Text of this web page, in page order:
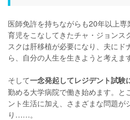
医師免許を持ちながらも20年以上
育児をこなしてきたチャ・ジョンス
スクは肝移植が必要になり、夫にド
ら、自分の人生を生きようと考えます
そして一念発起してレジデント試験
勤める大学病院で働き始めます。と
ント生活に加え、さまざまな問題が
り……。